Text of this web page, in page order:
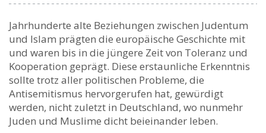
Jahrhunderte alte Beziehungen zwischen Judentum
und Islam prägten die europäische Geschichte mit
und waren bis in die jüngere Zeit von Toleranz und
Kooperation geprägt. Diese erstaunliche Erkenntnis
sollte trotz aller politischen Probleme, die
Antisemitismus hervorgerufen hat, gewürdigt
werden, nicht zuletzt in Deutschland, wo nunmehr
Juden und Muslime dicht beieinander leben.